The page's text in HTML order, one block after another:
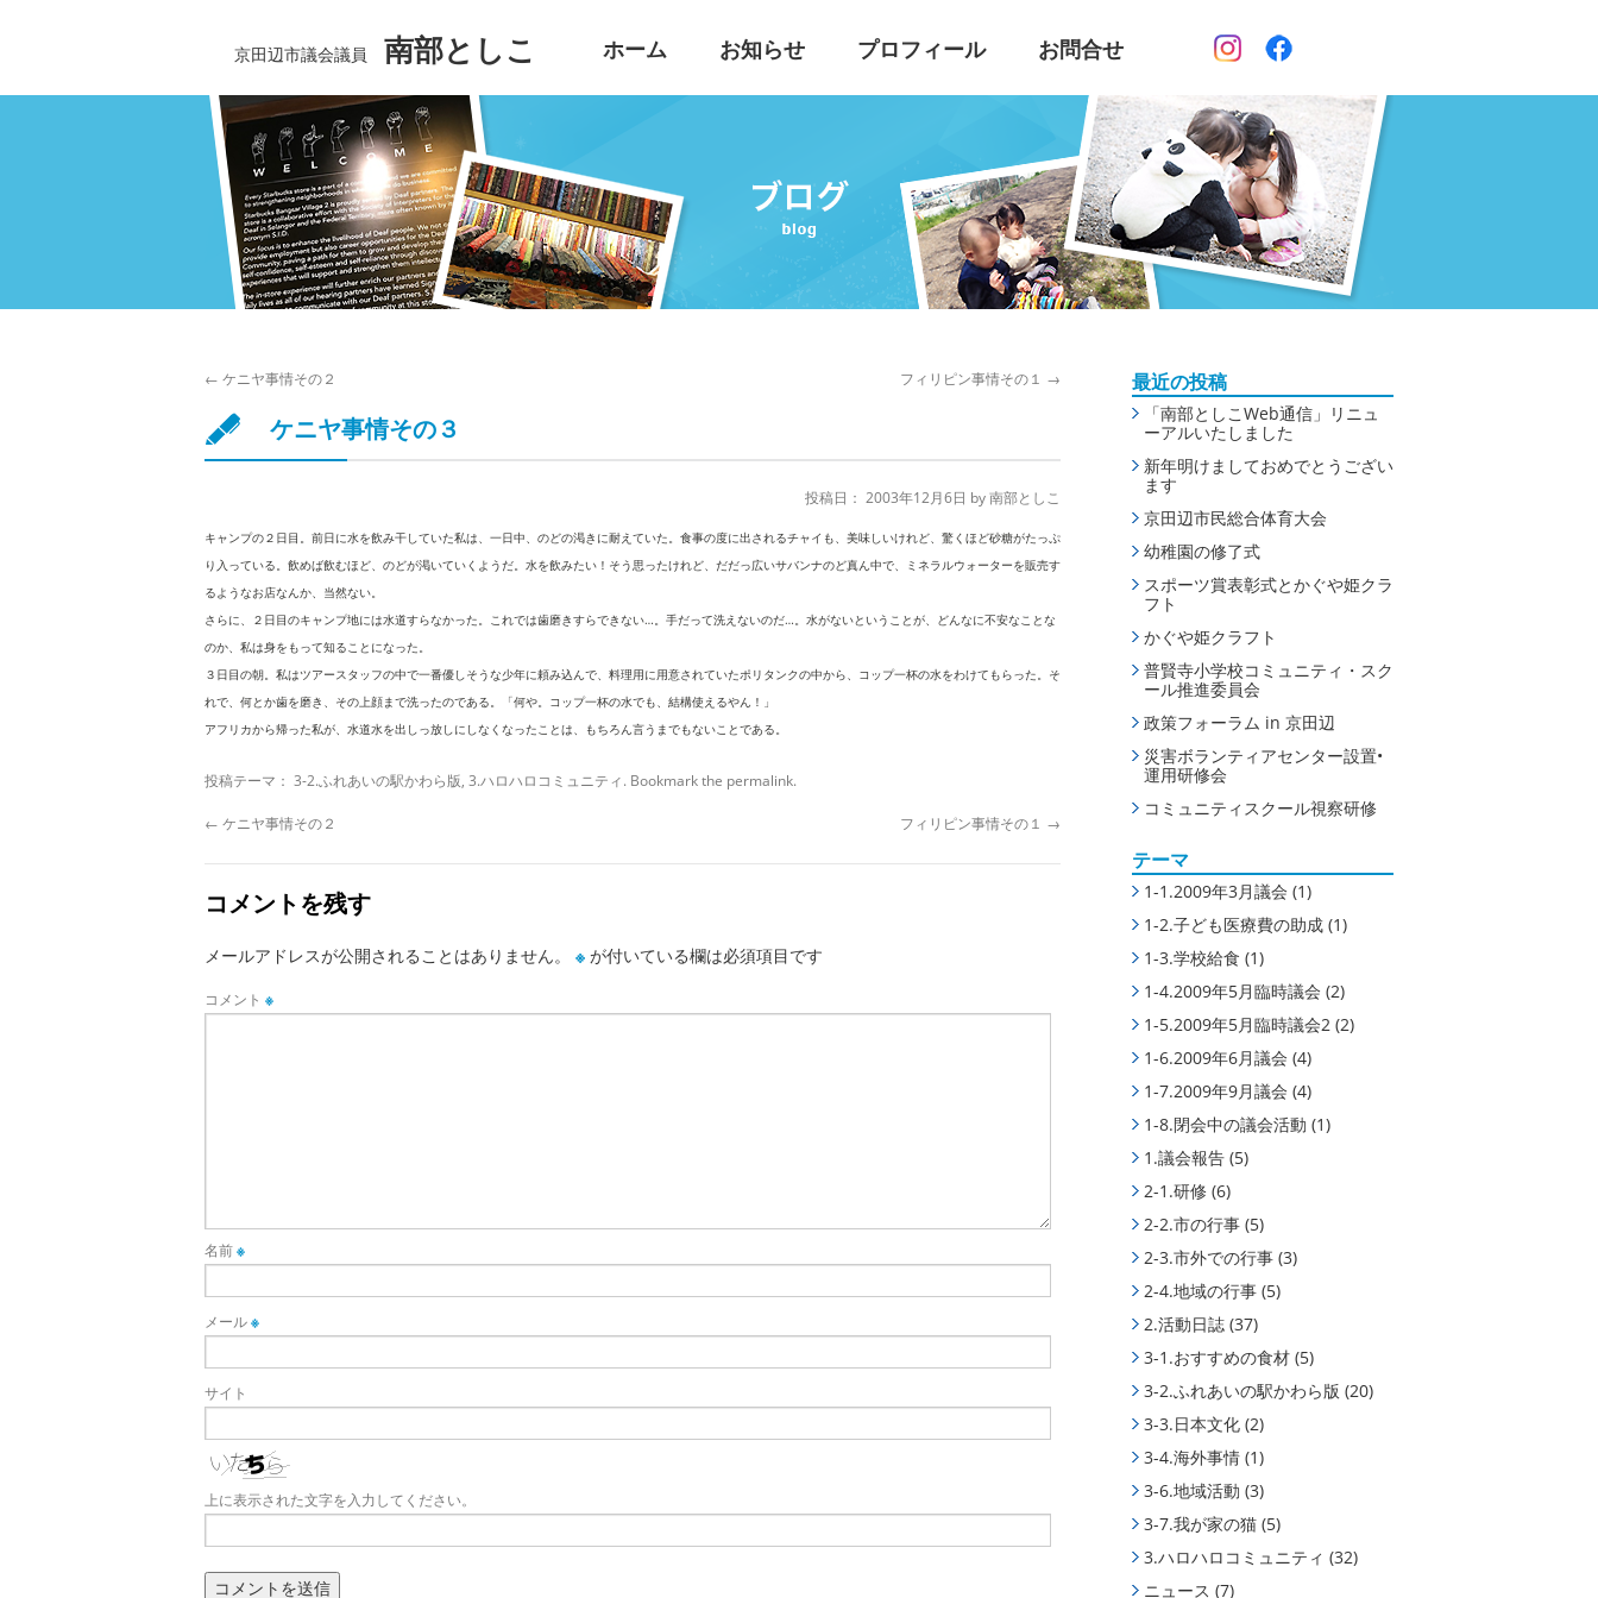
京田辺市議会議員 南部としこ ホーム お知らせ プロフィール お問合せ
← ケニヤ事情その２ フィリピン事情その１ →
ケニヤ事情その３
投稿日： 2003年12月6日 by南部としこ
キャンプの２日目。前日に水を飲み干していた私は、一日中、のどの渇きに耐えていた。食事の度に出されるチャイも、美味しいけれど、驚くほど砂糖がたっぷ
り入っている。飲めば飲むほど、のどが渇いていくようだ。水を飲みたい！そう思ったけれど、だだっ広いサバンナのど真ん中で、ミネラルウォーターを販売す
るようなお店なんか、当然ない。
さらに、２日目のキャンプ地には水道すらなかった。これでは歯磨きすらできない…。手だって洗えないのだ…。水がないということが、どんなに不安なことな
のか、私は身をもって知ることになった。
３日目の朝。私はツアースタッフの中で一番優しそうな少年に頼み込んで、料理用に用意されていたポリタンクの中から、コップ一杯の水をわけてもらった。そ
れで、何とか歯を磨き、その上顔まで洗ったのである。「何や。コップ一杯の水でも、結構使えるやん！」
アフリカから帰った私が、水道水を出しっ放しにしなくなったことは、もちろん言うまでもないことである。
投稿テーマ： 3-2.ふれあいの駅かわら版, 3.ハロハロコミュニティ. Bookmark the permalink.
← ケニヤ事情その２ フィリピン事情その１ →
コメントを残す
メールアドレスが公開されることはありません。 ※ が付いている欄は必須項目です
コメント ※
名前※
メール※
サイト
上に表示された文字を入力してください。
最近の投稿
「南部としこWeb通信」リニュ
ーアルいたしました
新年明けましておめでとうござい
ます
京田辺市民総合体育大会
幼稚園の修了式
スポーツ賞表彰式とかぐや姫クラ
フト
かぐや姫クラフト
普賢寺小学校コミュニティ・スク
ール推進委員会
政策フォーラム in 京田辺
災害ボランティアセンター設置•
運用研修会
コミュニティスクール視察研修
テーマ
1-1.2009年3月議会 (1)
1-2.子ども医療費の助成 (1)
1-3.学校給食 (1)
1-4.2009年5月臨時議会 (2)
1-5.2009年5月臨時議会2 (2)
1-6.2009年6月議会 (4)
1-7.2009年9月議会 (4)
1-8.閉会中の議会活動 (1)
1.議会報告 (5)
2-1.研修 (6)
2-2.市の行事 (5)
2-3.市外での行事 (3)
2-4.地域の行事 (5)
2.活動日誌 (37)
3-1.おすすめの食材 (5)
3-2.ふれあいの駅かわら版 (20)
3-3.日本文化 (2)
3-4.海外事情 (1)
3-6.地域活動 (3)
3-7.我が家の猫 (5)
3.ハロハロコミュニティ (32)
ニュース (7)